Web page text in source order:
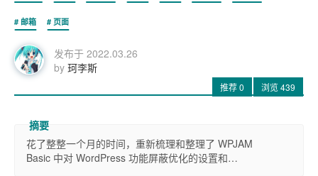
邮箱 页面
发布于 2022.03.26
by 珂李斯
推荐0 浏览439
花了整整一个月的时间，重新梳理和整理了 WPJAM
Basic 中对 WordPress 功能屏蔽优化的设置和…